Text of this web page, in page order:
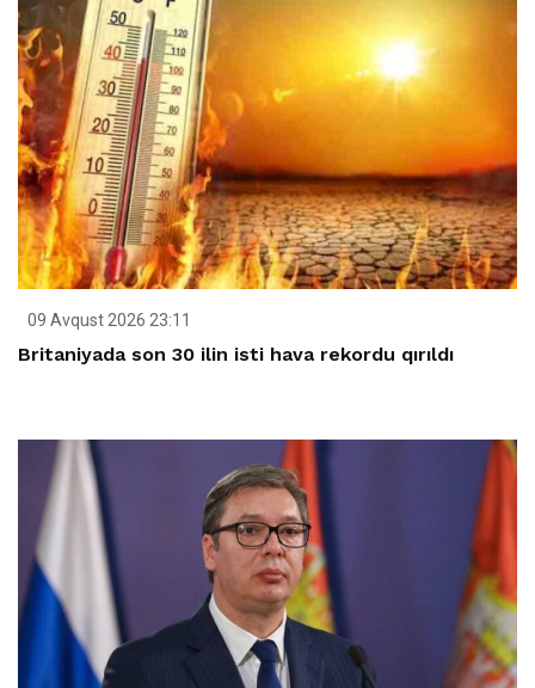
09 Avqust 2026 23:11
Britaniyada son 30 ilin isti hava rekordu qırıldı